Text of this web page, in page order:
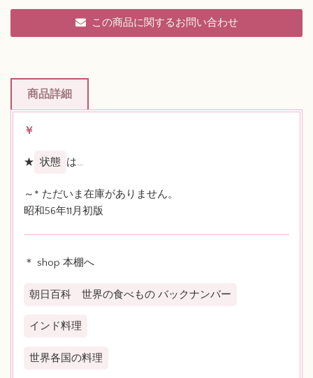
この商品に関するお問い合わせ
商品詳細
￥
★ 状態 は…
～* ただいま在庫がありません。
昭和56年11月初版
＊ shop 本棚へ
朝日百科 世界の食べもの バックナンバー
インド料理
世界各国の料理